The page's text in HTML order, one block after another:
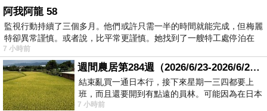
阿我阿龍 58
監視行動持續了三個多月。他們或許只需一半的時間就能完成，但梅麗
特卻異常謹慎。或者說，比平常更謹慎。她找到了一艘特工處停泊在
7 小時前
週間農居第284週（2026/6/23-2026/6/24) 夏至 金黃稻浪洋溢豐收喜悅
結束亂買一通日本行，接下來星期一三四都要上
班，而且還要開到有點遠的員林。可能因為在日本
花不少錢，星期一出門上班時，心裡沒有一
7 小時前